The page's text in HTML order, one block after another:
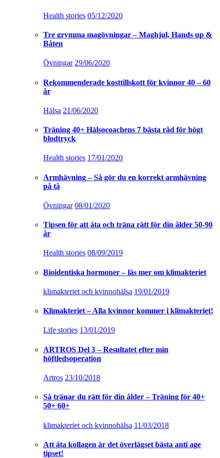
Health stories 05/12/2020
Tre grymma magövningar – Maghjul, Hands up &
Båten
Övningar 29/06/2020
Rekommenderade kosttillskott för kvinnor 40 – 60
år
Hälsa 21/06/2020
Träning 40+ Hälsocoachens 7 bästa råd för högt
blodtryck
Health stories 17/01/2020
Armhävning – Så gör du en korrekt armhävning
på tå
Övningar 08/01/2020
Tipsen för att äta och träna rätt för din ålder 50-90
år
Health stories 08/09/2019
Bioidentiska hormoner – läs mer om klimakteriet
klimakteriet och kvinnohälsa 19/01/2019
Klimakteriet – Alla kvinnor kommer i klimakteriet!
Life stories 13/01/2019
ARTROS Del 3 – Resultatet efter min
höftledsoperation
Artros 23/10/2018
Så tränar du rätt för din ålder – Träning för 40+
50+ 60+
klimakteriet och kvinnohälsa 11/03/2018
Att äta kollagen är det överlägset bästa anti age
tipset!